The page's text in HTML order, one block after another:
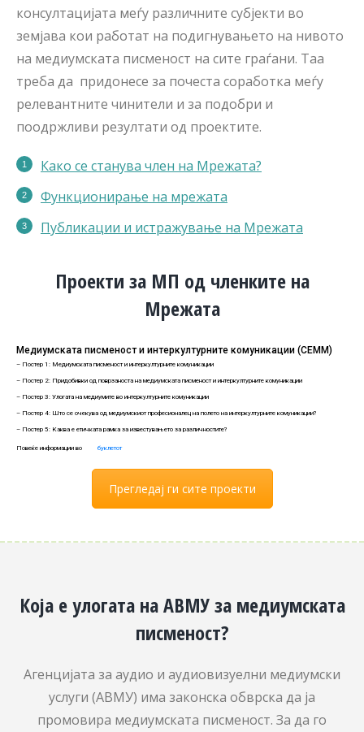
консултацијата меѓу различните субјекти во
земјава кои работат на подигнувањето на нивото
на медиумската писменост на сите граѓани. Таа
треба да придонесе за почеста соработка меѓу
релевантните чинители и за подобри и
поодржливи резултати од проектите.
Како се станува член на Мрежата?
Функционирање на мрежата
Публикации и истражување на Мрежата
Проекти за МП од членките на
Мрежата
– Постер 1: Медиумската писменост и интеркултурните комуникации
– Постер 2: Придобивки од поврзаноста на медиумската писменост и интеркултурните комуникации
– Постер 3: Улогата на медиумите во интеркултурните комуникации
– Постер 4: Што се очекува од медиумскиот професионалец на полето на интеркултурните комуникации?
– Постер 5: Каква е етичката рамка за известувањето за различностите?
Медиумската писменост и интеркултурните комуникации (СЕММ)
Повеќе информации во буклетот
Прегледај ги сите проекти
Која е улогата на АВМУ за медиумската
писменост?
Агенцијата за аудио и аудиовизуелни медиумски
услуги (АВМУ) има законска обврска да ја
промовира медиумската писменост. За да го